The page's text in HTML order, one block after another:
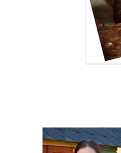
Im Videochat
helfe dir bei
Es geht dabei
ich dich und